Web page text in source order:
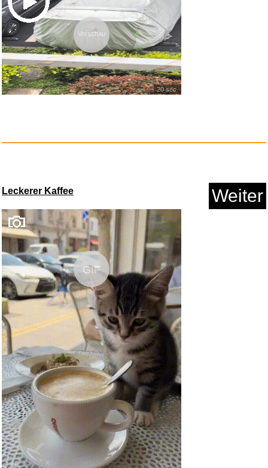
Railways of Southern Californi...
Vorschau
20 sec.
Leckerer Kaffee Weiter
GIF